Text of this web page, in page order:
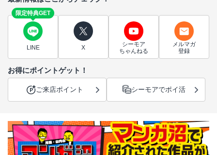
限定特典GET
LINE X
シーモア
ちゃんねる
メルマガ
登録
お得にポイントゲット！
ご来店ポイント シーモアでポイ活